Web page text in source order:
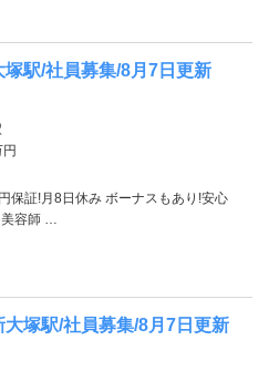
駅/社員募集/8月7日更新
円
保証!月8日休み ボーナスもあり!安心
容師 …
塚駅/社員募集/8月7日更新